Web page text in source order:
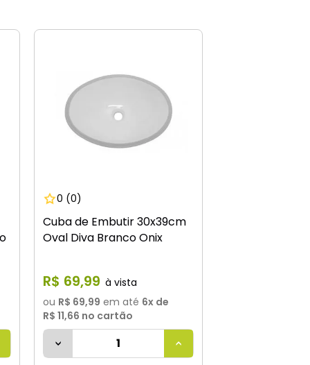
0 (0)
Cuba de Embutir 30x39cm
Oval Diva Branco Onix
R$ 69,99
ou R$ 69,99 em até 6x de
R$ 11,66 no cartão